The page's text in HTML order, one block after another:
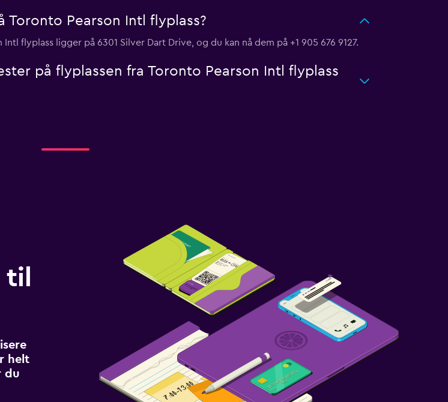
Pearson Intl flyplass?
flyplass ligger på 6301 Silver Dart Drive, og du kan nå dem på +1 905 676 9127.
på flyplassen fra Toronto Pearson Intl flyplass
helt
du